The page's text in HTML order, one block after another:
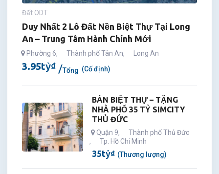
Đất ODT
Duy Nhất 2 Lô Đất Nền Biệt Thự Tại Long
An – Trung Tâm Hành Chính Mới
Phường 6, Thành phố Tân An, Long An
3.95tỷ₫ Tổng (Cố định)
BÁN BIỆT THỰ – TẶNG
NHÀ PHỐ 35 TỶ SIMCITY
THỦ ĐỨC
Quận 9,
Thành phố Thủ Đức
,
Tp. Hồ Chí Minh
35tỷ₫ (Thương lượng)